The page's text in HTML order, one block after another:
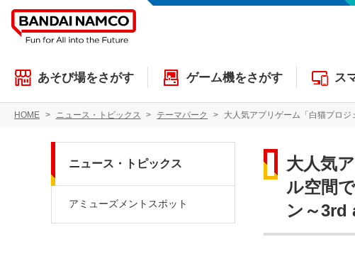
あそび場をさがす ゲーム機をさがす ス
HOME ニュース・トピックス テーマパーク 大人気アプリゲーム「白猫プロジェク
大人気
ル空間
ン～3rd
ニュース・トピックス
アミューズメントスポット